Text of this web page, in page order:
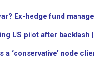
Ex-hedge fund
US pilot after backlash
‘conservative’ node